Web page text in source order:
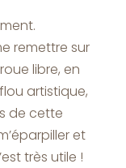
remettre sur
libre, en
artistique,
de cette
et
très utile !